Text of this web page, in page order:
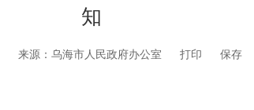
知
来源：乌海市人民政府办公室 打印 保存